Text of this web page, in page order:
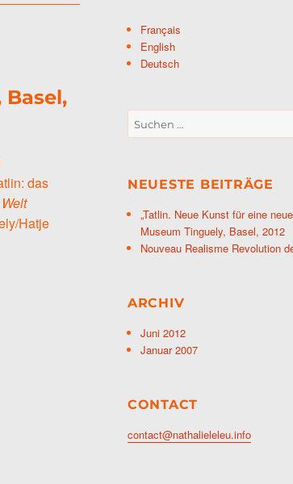
das
Hatje
Français
English
Deutsch
Suche
nach:
NEUESTE BEITRÄGE
„Tatlin. Neue Kunst für eine
Museum Tinguely, Basel, 2012
Nouveau Realisme Revolution
ARCHIV
Juni 2012
Januar 2007
CONTACT
contact@nathalieleleu.info